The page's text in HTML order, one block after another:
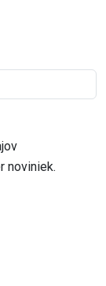
noviniek.